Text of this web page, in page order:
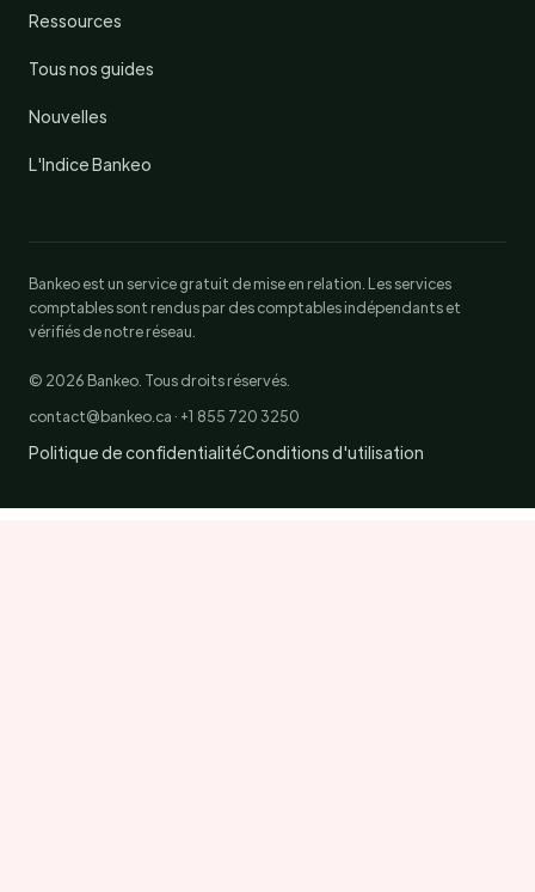
Ressources
Tous nos guides
Nouvelles
L'Indice Bankeo
Bankeo est un service gratuit de mise en relation. Les services
comptables sont rendus par des comptables indépendants et
vérifiés de notre réseau.
© 2026 Bankeo. Tous droits réservés.
contact@bankeo.ca · +1 855 720 3250
Politique de confidentialitéConditions d'utilisation